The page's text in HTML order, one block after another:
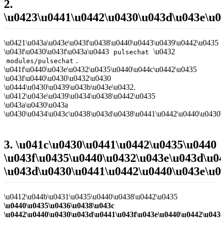
2.
\u0421\u043a\u043e\u043f\u0438\u0440\u0443\u0439\u0442\u0435
\u043f\u0430\u043f\u043a\u0443
pulsechat \u0432
modules/pulsechat .
\u041f\u0440\u043e\u0432\u0435\u0440\u044c\u0442\u0435
\u043f\u0440\u0430\u0432\u0430
\u0444\u0430\u0439\u043b\u043e\u0432.
\u0412\u043e\u0439\u0434\u0438\u0442\u0435
\u043a\u0430\u043a
3. \u041c\u0430\u0441\u0442\u0435\u0440
\u0412\u044b\u0431\u0435\u0440\u0438\u0442\u0435
\u0440\u0435\u0436\u0438\u043c